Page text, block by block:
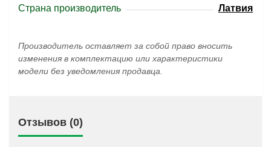
Страна производитель
Латвия
Производитель оставляет за собой право вносить
изменения в комплектацию или характеристики
модели без уведомления продавца.
Отзывов (0)